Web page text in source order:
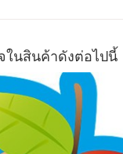
นสินค้าดังต่อไปนี้